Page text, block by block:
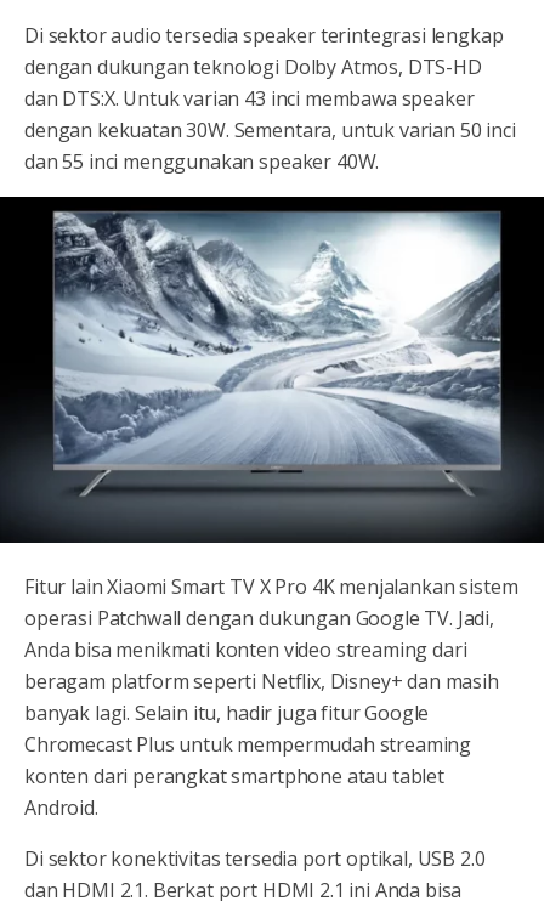
Di sektor audio tersedia speaker terintegrasi lengkap
dengan dukungan teknologi Dolby Atmos, DTS-HD
dan DTS:X. Untuk varian 43 inci membawa speaker
dengan kekuatan 30W. Sementara, untuk varian 50 inci
dan 55 inci menggunakan speaker 40W.
Fitur lain Xiaomi Smart TV X Pro 4K menjalankan sistem
operasi Patchwall dengan dukungan Google TV. Jadi,
Anda bisa menikmati konten video streaming dari
beragam platform seperti Netflix, Disney+ dan masih
banyak lagi. Selain itu, hadir juga fitur Google
Chromecast Plus untuk mempermudah streaming
konten dari perangkat smartphone atau tablet
Android.
Di sektor konektivitas tersedia port optikal, USB 2.0
dan HDMI 2.1. Berkat port HDMI 2.1 ini Anda bisa